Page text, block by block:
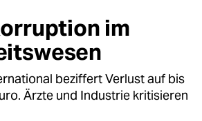
im
beziffert Verlust auf bis
Ärzte und Industrie kritisieren